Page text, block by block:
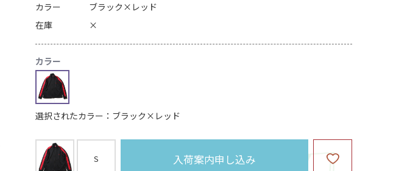
カラー
ブラック×レッド
在庫
×
カラー
選択されたカラー：ブラック×レッド
S 入荷案内申し込み